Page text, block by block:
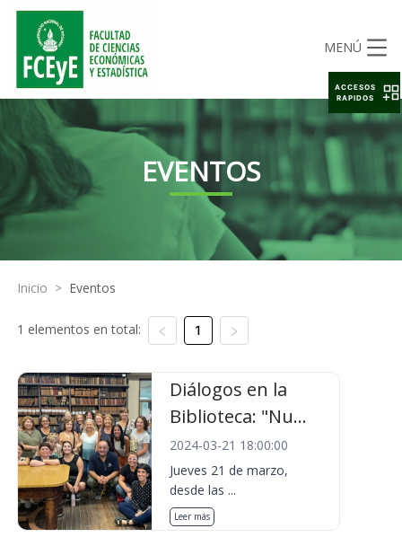
MENÚ
EVENTOS
Inicio > Eventos
1 elementos en total: 1
Diálogos en la
Biblioteca: "Nu...
2024-03-21 18:00:00
Jueves 21 de marzo,
desde las ...
Leer más
ACCESOS
RAPIDOS